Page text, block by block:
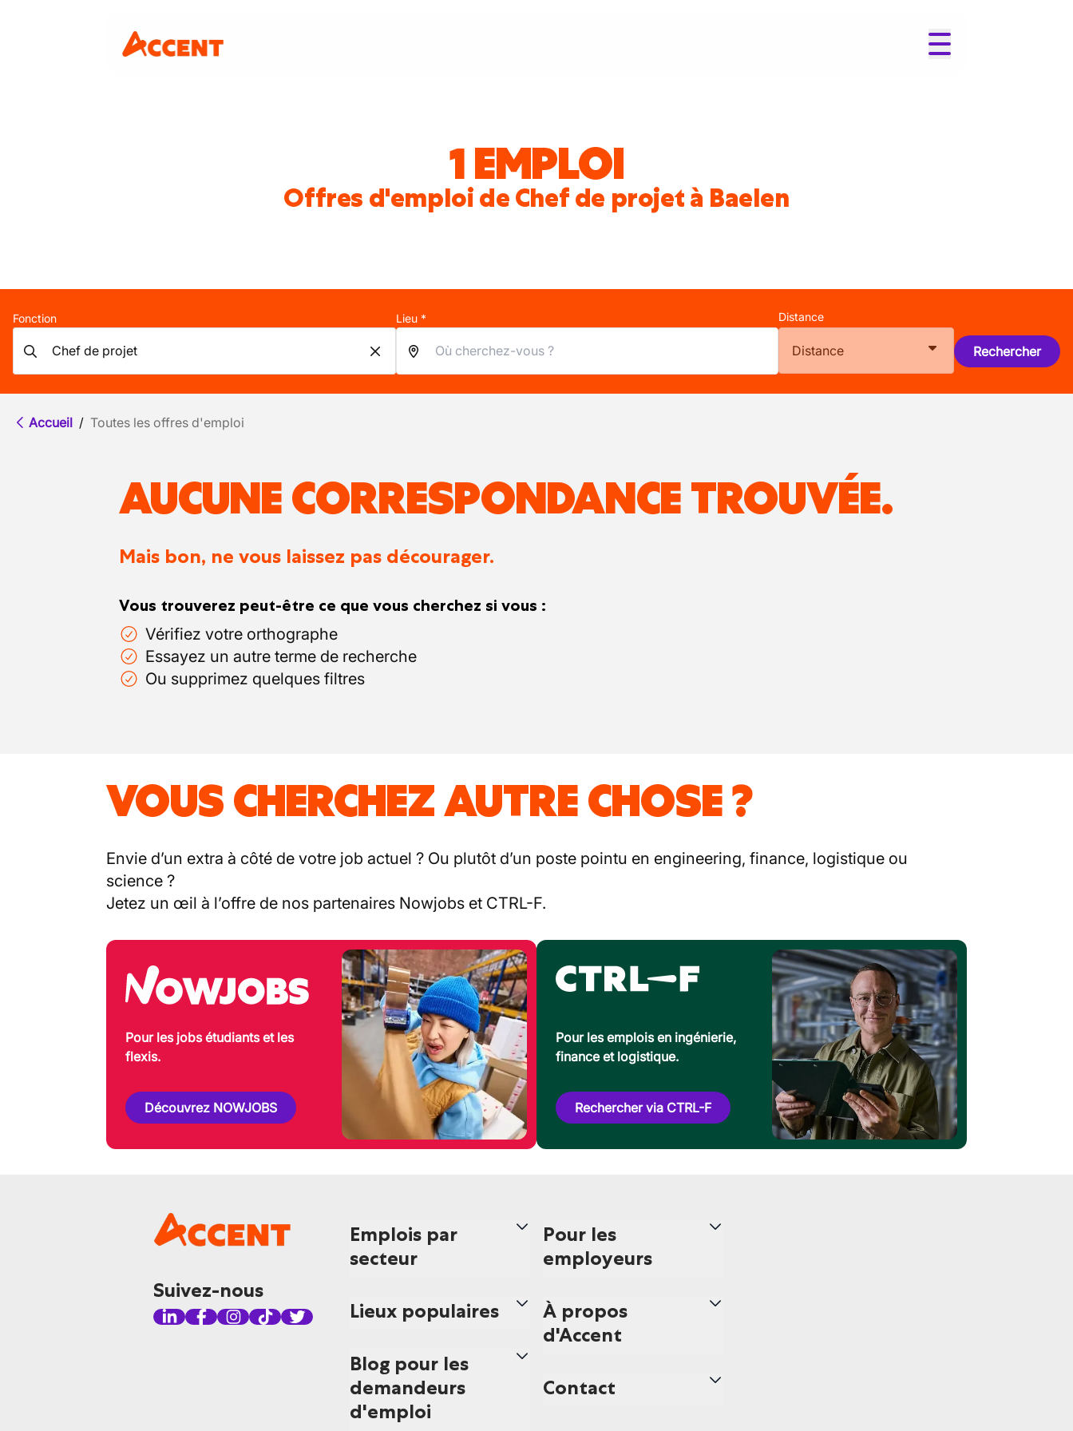
1 EMPLOI
Offres d'emploi de Chef de projet à Baelen
Fonction Lieu * Distance
Distance Rechercher
Accueil / Toutes les offres d'emploi
AUCUNE CORRESPONDANCE TROUVÉE.
Mais bon, ne vous laissez pas décourager.
Vous trouverez peut-être ce que vous cherchez si vous :
Vérifiez votre orthographe
Essayez un autre terme de recherche
Ou supprimez quelques filtres
VOUS CHERCHEZ AUTRE CHOSE ?
Envie d’un extra à côté de votre job actuel ? Ou plutôt d’un poste pointu en engineering, finance, logistique ou
science ?
Jetez un œil à l’offre de nos partenaires Nowjobs et CTRL-F.
Pour les jobs étudiants et les
flexis.
Découvrez NOWJOBS
Pour les emplois en ingénierie,
finance et logistique.
Rechercher via CTRL-F
Suivez-nous
Emplois par
secteur
Lieux populaires
Blog pour les
demandeurs
d'emploi
Pour les
employeurs
À propos
d'Accent
Contact